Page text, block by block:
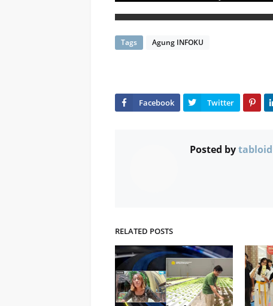
Tags Agung INFOKU
Posted by
RELATED POSTS